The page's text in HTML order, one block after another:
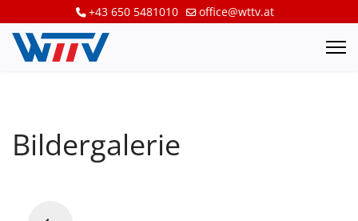
+43 650 5481010 office@wttv.at
Bildergalerie